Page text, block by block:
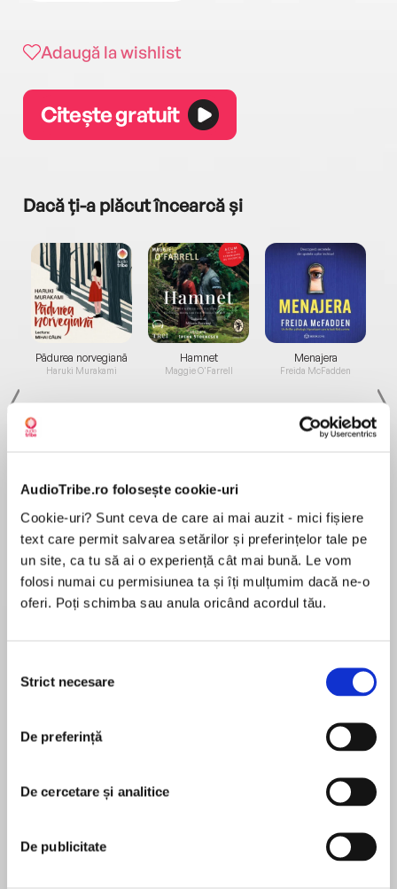
AudioTribe.ro folosește cookie-uri
Cookie-uri? Sunt ceva de care ai mai auzit - mici fișiere
text care permit salvarea setărilor și preferințelor tale pe
un site, ca tu să ai o experiență cât mai bună. Le vom
folosi numai cu permisiunea ta și îți mulțumim dacă ne-o
oferi. Poți schimba sau anula oricând acordul tău.
consimțământului
Strict necesare
De preferință
De cercetare și analitice
De publicitate
Adaugă la wishlist
Citește gratuit
Dacă ți-a plăcut încearcă și
Pădurea norvegiană
Haruki Murakami
Elita de Argint (Elita
Hamnet
Maggie O'Farrell
Diavolul se îmbracă de
la...
Lauren Weisberger
Menajera
Freida McFadden
Migdală
Sohn Won-pyung
După Bucuria de a nu fi perfectă, cartea de
memorii apărută în 2016, Riri Sylvia Manor
romancieră și, împletind cu mult har firele
timpului, ficțiunii și confesiunii, scrie o poveste
aparte, originală, viața și arta acestui pictor de
— Știi ceva despre boala mea? țipă deodată
În acest moment nu există recenzii